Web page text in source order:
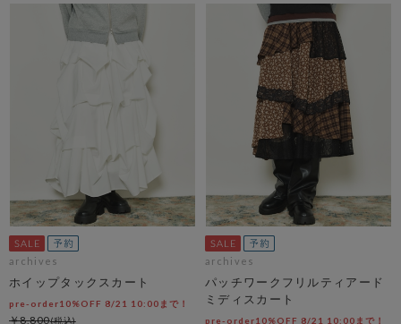
archives
ホイップタックスカート
pre-order10%OFF 8/21 10:00まで！
￥8,800
archives
パッチワークフリルティアード
ミディスカート
pre-order10%OFF 8/21 10:00まで！